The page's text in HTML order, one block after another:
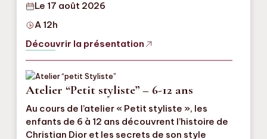
Le 17 août 2026
A 12h
Découvrir la présentation
Atelier “Petit styliste” – 6-12 ans
Au cours de l’atelier « Petit styliste », les
enfants de 6 à 12 ans découvrent l’histoire de
Christian Dior et les secrets de son style